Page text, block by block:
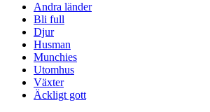
Andra länder
Bli full
Djur
Husman
Munchies
Utomhus
Växter
Äckligt gott